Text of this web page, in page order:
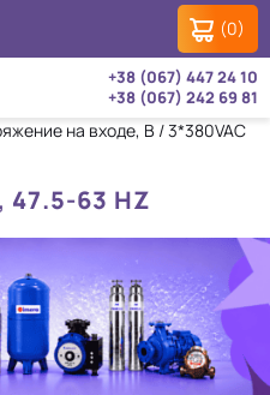
(0)
+38 (067) 447 24 10
+38 (067) 242 69 81
на входе, В / 3*380VAC
47.5-63 HZ